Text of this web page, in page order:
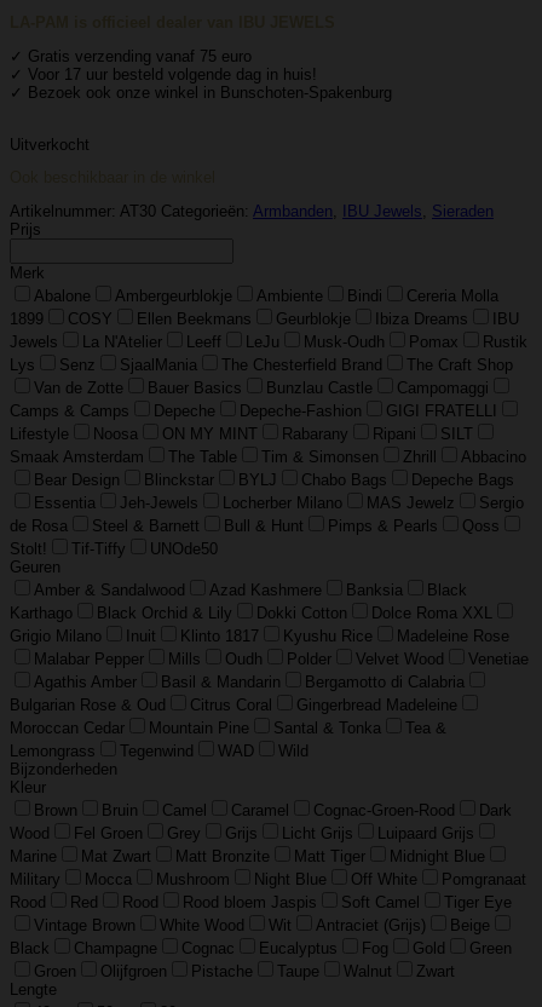
✓ Gratis verzending vanaf 75 euro
✓ Voor 17 uur besteld volgende dag in huis!
✓ Bezoek ook onze winkel in Bunschoten-Spakenburg
Uitverkocht
Artikelnummer: AT30 Categorieën: Armbanden, IBU Jewels, Sieraden
Prijs
Merk
Abalone
Ambergeurblokje Ambiente Bindi
Cereria Molla
1899
COSY Ellen Beekmans Geurblokje Ibiza Dreams
IBU
Jewels
La N'Atelier Leeff LeJu Musk-Oudh Pomax
Rustik
Lys
Senz SjaalMania The Chesterfield Brand
The Craft Shop
Van de Zotte
Bauer Basics Bunzlau Castle
Campomaggi
Camps & Camps
Depeche Depeche-Fashion
GIGI FRATELLI
Lifestyle
Noosa ON MY MINT Rabarany Ripani
SILT
Smaak Amsterdam
The Table Tim & Simonsen Zhrill
Abbacino
Bear Design
Blinckstar BYLJ Chabo Bags
Depeche Bags
Essentia
Jeh-Jewels Locherber Milano MAS Jewelz
Sergio
de Rosa
Steel & Barnett Bull & Hunt Pimps & Pearls
Qoss
Stolt!
Tif-Tiffy
UNOde50
Geuren
Amber & Sandalwood
Azad Kashmere Banksia
Black
Karthago
Black Orchid & Lily Dokki Cotton
Dolce Roma XXL
Grigio Milano
Inuit Klinto 1817 Kyushu Rice
Madeleine Rose
Malabar Pepper
Mills Oudh Polder Velvet Wood
Venetiae
Agathis Amber
Basil & Mandarin
Bergamotto di Calabria
Bulgarian Rose & Oud
Citrus Coral
Gingerbread Madeleine
Moroccan Cedar
Mountain Pine Santal & Tonka
Tea &
Lemongrass
Tegenwind WAD
Wild
Bijzonderheden
Kleur
Brown
Bruin Camel Caramel Cognac-Groen-Rood
Dark
Wood
Fel Groen Grey Grijs Licht Grijs
Luipaard Grijs
Marine
Mat Zwart Matt Bronzite Matt Tiger
Midnight Blue
Military
Mocca Mushroom Night Blue Off White
Pomgranaat
Rood
Red Rood Rood bloem Jaspis Soft Camel
Tiger Eye
Vintage Brown
White Wood Wit Antraciet (Grijs)
Beige
Black
Champagne Cognac Eucalyptus Fog Gold
Green
Groen
Olijfgroen Pistache Taupe Walnut
Zwart
Lengte